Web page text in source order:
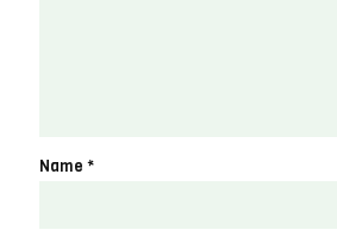
Name *